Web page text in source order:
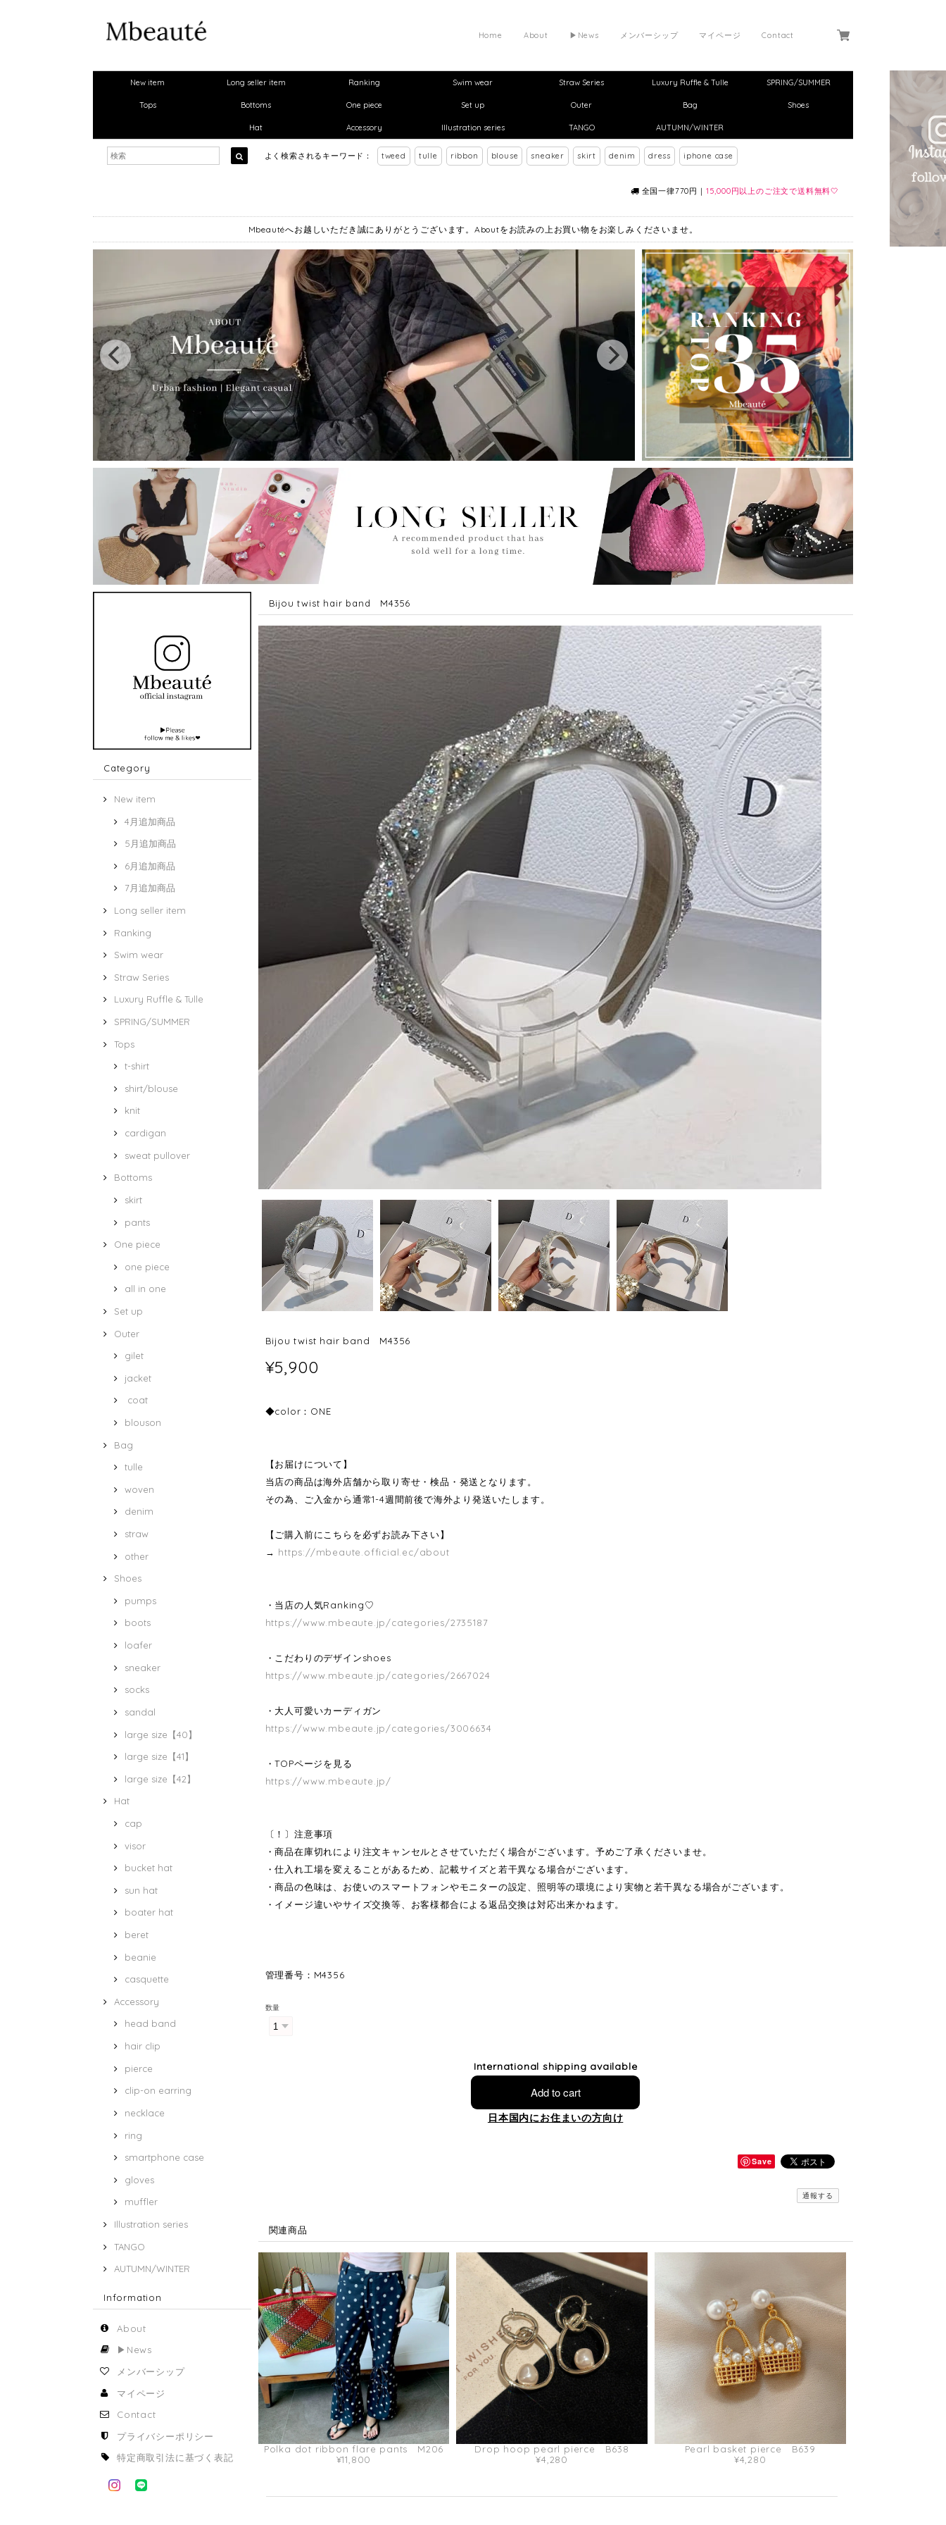
Contact
マイページ
メンバーシップ
▶︎News
About
Home
New item Long seller item Ranking Swim wear Straw Series Luxury Ruffle & Tulle SPRING/SUMMER
Tops Bottoms One piece Set up Outer Bag Shoes
Hat Accessory Illustration series TANGO AUTUMN/WINTER
よく検索されるキーワード： tweed tulle ribbon blouse sneaker skirt denim dress iphone case
全国一律770円｜ 15,000円以上のご注文で送料無料🤍
Mbeautéへお越しいただき誠にありがとうございます。Aboutをお読みの上お買い物をお楽しみくださいませ。
Category
New item
4月追加商品
5月追加商品
6月追加商品
7月追加商品
Long seller item
Ranking
Swim wear
Straw Series
Luxury Ruffle & Tulle
SPRING/SUMMER
Tops
t-shirt
shirt/blouse
knit
cardigan
sweat pullover
Bottoms
skirt
pants
One piece
one piece
all in one
Set up
Outer
gilet
jacket
coat
blouson
Bag
tulle
woven
denim
straw
other
Shoes
pumps
boots
loafer
sneaker
socks
sandal
large size【40】
large size【41】
large size【42】
Hat
cap
visor
bucket hat
sun hat
boater hat
beret
beanie
casquette
Accessory
head band
hair clip
pierce
clip-on earring
necklace
ring
smartphone case
gloves
muffler
Illustration series
TANGO
AUTUMN/WINTER
Information
About
▶︎News
メンバーシップ
マイページ
Contact
プライバシーポリシー
特定商取引法に基づく表記
Bijou twist hair band M4356
Bijou twist hair band M4356
¥5,900
◆color：ONE
【お届けについて】
当店の商品は海外店舗から取り寄せ・検品・発送となります。
その為、ご入金から通常1-4週間前後で海外より発送いたします。
【ご購入前にこちらを必ずお読み下さい】
→ https://mbeaute.official.ec/about
・当店の人気Ranking♡
https://www.mbeaute.jp/categories/2735187
・こだわりのデザインshoes
https://www.mbeaute.jp/categories/2667024
・大人可愛いカーディガン
https://www.mbeaute.jp/categories/3006634
・TOPページを見る
https://www.mbeaute.jp/
〔！〕注意事項
・商品在庫切れにより注文キャンセルとさせていただく場合がございます。予めご了承くださいませ。
・仕入れ工場を変えることがあるため、記載サイズと若干異なる場合がございます。
・商品の色味は、お使いのスマートフォンやモニターの設定、照明等の環境により実物と若干異なる場合がございます。
・イメージ違いやサイズ交換等、お客様都合による返品交換は対応出来かねます。
管理番号：M4356
数量
International shipping available
Add to cart
日本国内にお住まいの方向け
Save
通報する
関連商品
Polka dot ribbon flare pants M206
¥11,800
Drop hoop pearl pierce B638
¥4,280
Pearl basket pierce B639
¥4,280